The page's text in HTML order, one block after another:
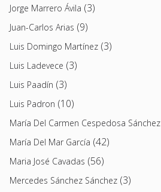
Jorge Marrero Ávila (3)
Juan-Carlos Arias (9)
Luis Domingo Martínez (3)
Luis Ladevece (3)
Luis Paadín (3)
Luis Padron (10)
María Del Carmen Cespedosa Sánchez
María Del Mar García (42)
Maria José Cavadas (56)
Mercedes Sánchez Sánchez (3)